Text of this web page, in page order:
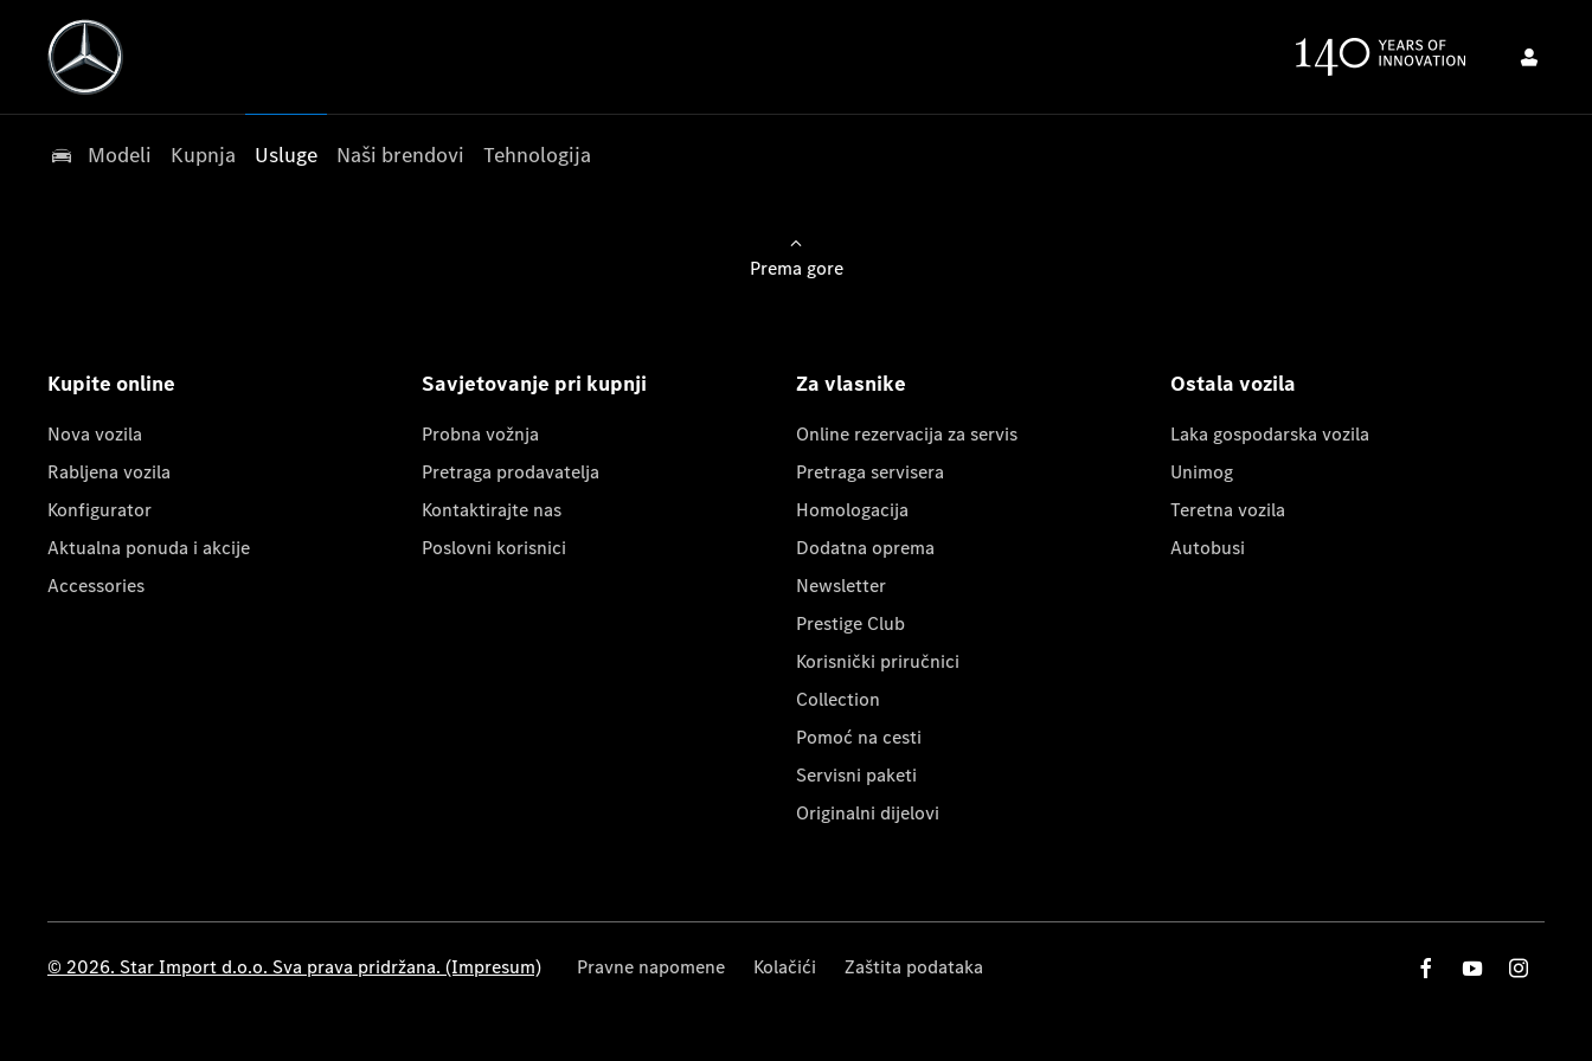
Modeli Kupnja Usluge Naši brendovi Tehnologija
Prema gore
Kupite online
Nova vozila
Rabljena vozila
Konfigurator
Aktualna ponuda i akcije
Accessories
Savjetovanje pri kupnji
Probna vožnja
Pretraga prodavatelja
Kontaktirajte nas
Poslovni korisnici
Za vlasnike
Online rezervacija za servis
Pretraga servisera
Homologacija
Dodatna oprema
Newsletter
Prestige Club
Korisnički priručnici
Collection
Pomoć na cesti
Servisni paketi
Originalni dijelovi
Ostala vozila
Laka gospodarska vozila
Unimog
Teretna vozila
Autobusi
© 2026. Star Import d.o.o. Sva prava pridržana. (Impresum) Pravne napomene Kolačići Zaštita podataka